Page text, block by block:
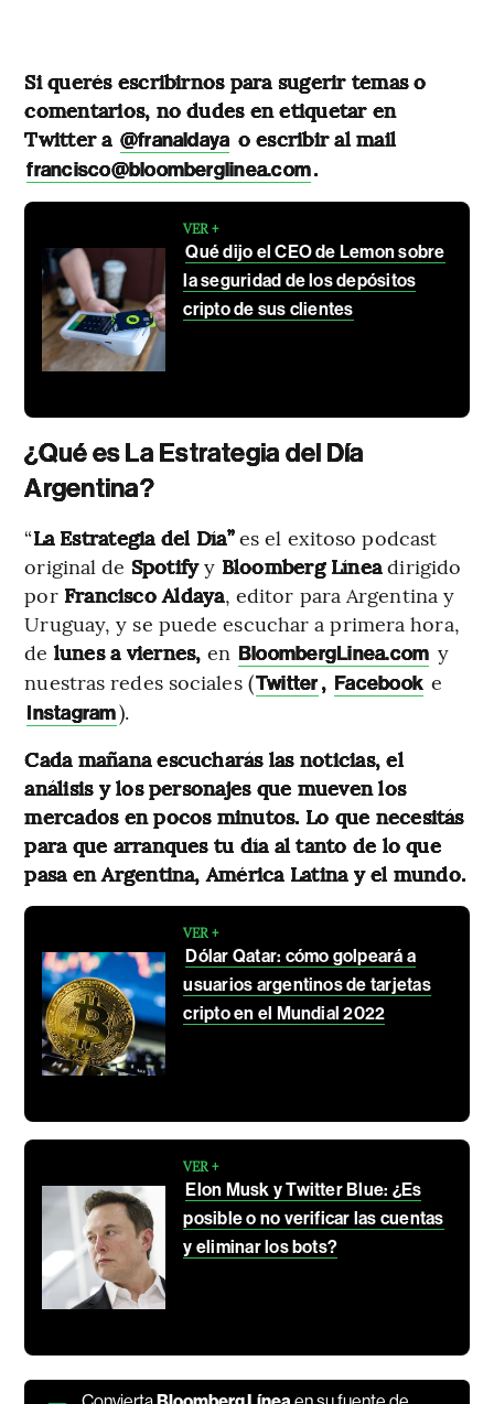
Si querés escribirnos para sugerir temas o
comentarios, no dudes en etiquetar en
Twitter a @franaldaya o escribir al mail
francisco@bloomberglinea.com.
VER +
Qué dijo el CEO de Lemon sobre
la seguridad de los depósitos
cripto de sus clientes
¿Qué es La Estrategia del Día
Argentina?
“La Estrategia del Día”es el exitoso podcast
original de Spotifyy Bloomberg Líneadirigido
por Francisco Aldaya, editor para Argentina y
Uruguay, y se puede escuchar a primera hora,
de lunes a viernes, en BloombergLinea.com y
nuestras redes sociales (Twitter, Facebook e
Instagram).
Cada mañana escucharás las noticias, el
análisis y los personajes que mueven los
mercados en pocos minutos. Lo que necesitás
para que arranques tu día al tanto de lo que
pasa en Argentina, América Latina y el mundo.
VER +
Dólar Qatar: cómo golpeará a
usuarios argentinos de tarjetas
cripto en el Mundial 2022
VER +
Elon Musk y Twitter Blue: ¿Es
posible o no verificar las cuentas
y eliminar los bots?